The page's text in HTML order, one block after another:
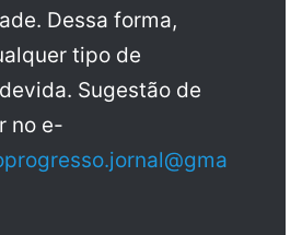
Dessa forma,
tipo de
Sugestão de
no e-